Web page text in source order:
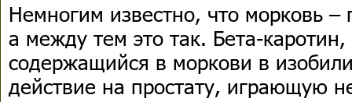
Немногим известно, что морковь
а между тем это так. Бета-
содержащийся в моркови в
действие на простату, играющую